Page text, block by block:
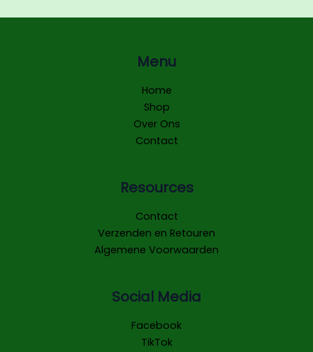
Menu
Home
Shop
Over Ons
Contact
Resources
Contact
Verzenden en Retouren
Algemene Voorwaarden
Social Media
Facebook
TikTok